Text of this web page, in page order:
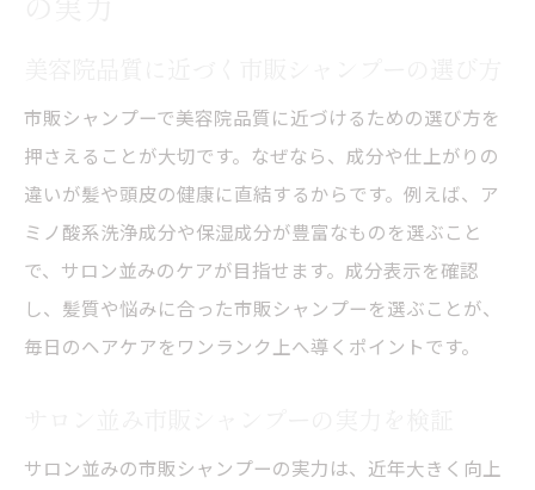
市販シャンプーで美容院品質に近づけるための選び方を
押さえることが大切です。なぜなら、成分や仕上がりの
違いが髪や頭皮の健康に直結するからです。例えば、ア
ミノ酸系洗浄成分や保湿成分が豊富なものを選ぶこと
で、サロン並みのケアが目指せます。成分表示を確認
し、髪質や悩みに合った市販シャンプーを選ぶことが、
毎日のヘアケアをワンランク上へ導くポイントです。
サロン並みの市販シャンプーの実力は、近年大きく向上